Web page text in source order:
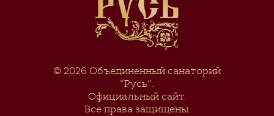
© 2026 Объединенный санаторий
“Русь”.
Официальный сайт.
Все права защищены.